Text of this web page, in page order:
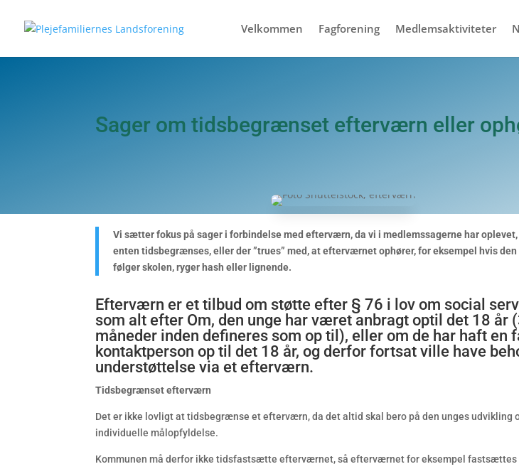
Velkommen Fagforening Medlemsaktiviteter
Sager om tidsbegrænset efterværn eller
Vi sætter fokus på sager i forbindelse med efterværn, da vi i medlemssagerne har
enten tidsbegrænses, eller der ”trues” med, at efterværnet ophører, for eksempel hvis den
følger skolen, ryger hash eller lignende.
Efterværn er et tilbud om støtte efter § 76 i lov om social
som alt efter Om, den unge har været anbragt optil det 18 år
måneder inden defineres som op til), eller om de har haft en
kontaktperson op til det 18 år, og derfor fortsat ville have
understøttelse via et efterværn.
Tidsbegrænset efterværn
Det er ikke lovligt at tidsbegrænse et efterværn, da det altid skal bero på den unges udvikling
individuelle målopfyldelse.
Kommunen må derfor ikke tidsfastsætte efterværnet, så efterværnet for eksempel fastsættes